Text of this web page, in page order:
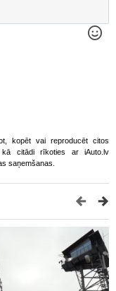
kopēt vai reproducēt citos
kā citādi rīkoties ar iAuto.lv
saņemšanas.